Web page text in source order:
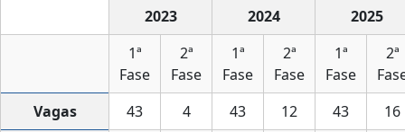
2023 2024
2025
1ª
Fase
2ª
Fase
1ª
Fase
2ª
Fase
1ª
Fase
2ª
Vagas
43 4 43 12 43
16